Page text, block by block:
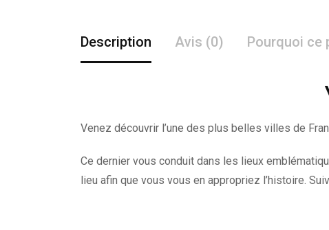
Description Avis (0) Pourquoi ce
Venez découvrir l’une des plus belles villes de
Ce dernier vous conduit dans les lieux
lieu afin que vous vous en appropriez l’histoire.